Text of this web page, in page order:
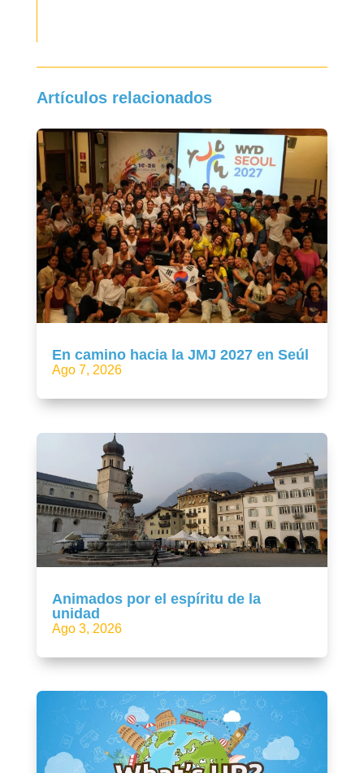
Artículos relacionados
En camino hacia la JMJ 2027 en Seúl
Ago 7, 2026
Animados por el espíritu de la
unidad
Ago 3, 2026